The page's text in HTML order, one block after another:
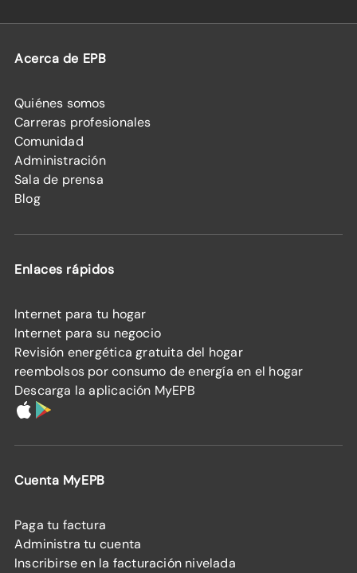
Acerca de EPB
Quiénes somos
Carreras profesionales
Comunidad
Administración
Sala de prensa
Blog
Enlaces rápidos
Internet para tu hogar
Internet para su negocio
Revisión energética gratuita del hogar
reembolsos por consumo de energía en el hogar
Descarga la aplicación MyEPB
Cuenta MyEPB
Paga tu factura
Administra tu cuenta
Inscribirse en la facturación nivelada